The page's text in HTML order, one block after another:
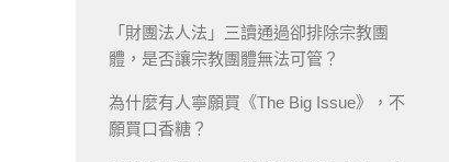
「財團法人法」三讀通過卻排除宗教團
體，是否讓宗教團體無法可管？
為什麼有人寧願買《The Big Issue》，不
願買口香糖？